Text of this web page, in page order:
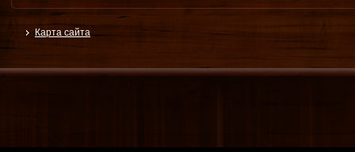
Карта сайта